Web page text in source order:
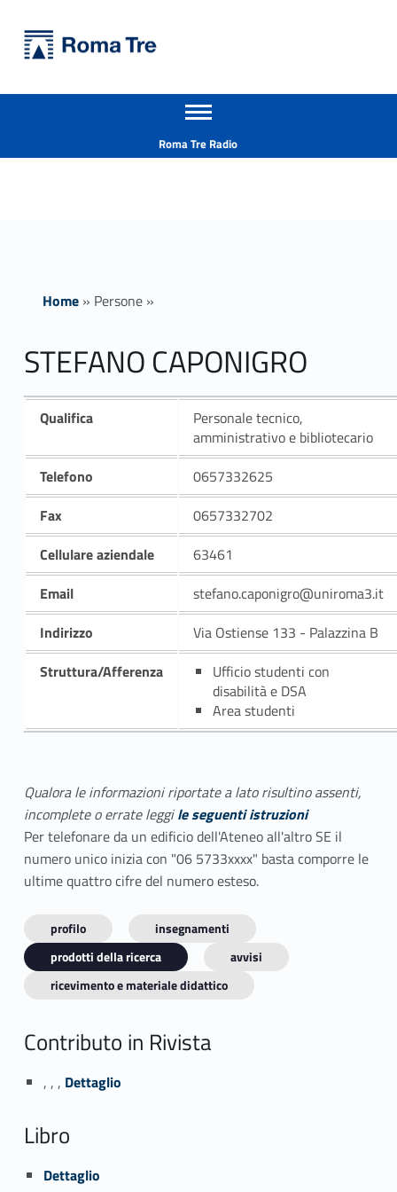
STEFANO CAPONIGRO ricerca - Università Roma Tre
Apri il menu secondario
Roma Tre Radio
Home» Persone»
STEFANO CAPONIGRO
Qualifica
Personale tecnico,
amministrativo e bibliotecario
Telefono
0657332625
Fax
0657332702
Cellulare aziendale
63461
Email
stefano.caponigro@uniroma3.it
Indirizzo
Via Ostiense 133 - Palazzina B
Struttura/Afferenza
Ufficio studenti con
disabilità e DSA
Area studenti
Qualora le informazioni riportate a lato risultino assenti,
incomplete o errate leggile seguenti istruzioni
Per telefonare da un edificio dell'Ateneo all'altro SE il
numero unico inizia con "06 5733xxxx" basta comporre le
ultime quattro cifre del numero esteso.
profilo
insegnamenti
prodotti della ricerca
avvisi
ricevimento e materiale didattico
Contributo in Rivista
, , , Link identifier #identifier_person_175613-1
Dettaglio
Libro
Link identifier #identifier_person_8393-2
Dettaglio